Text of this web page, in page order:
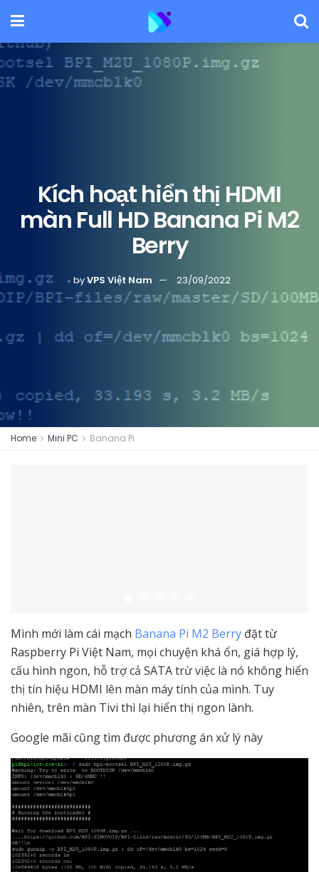
Kích hoạt hiển thị HDMI
màn Full HD Banana Pi M2
Berry
byVPS Việt Nam 23/09/2022
Home Mini PC Banana Pi
Mình mới làm cái mạch Banana Pi M2 Berry đặt từ
Raspberry Pi Việt Nam, mọi chuyện khá ổn, giá hợp lý,
cấu hình ngon, hỗ trợ cả SATA trừ việc là nó không hiển
thị tín hiệu HDMI lên màn máy tính của mình. Tuy
nhiên, trên màn Tivi thì lại hiển thị ngon lành.
Google mãi cũng tìm được phương án xử lý này